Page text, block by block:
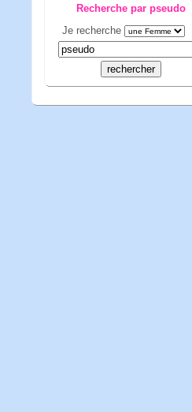
Recherche par pseudo
Je recherche